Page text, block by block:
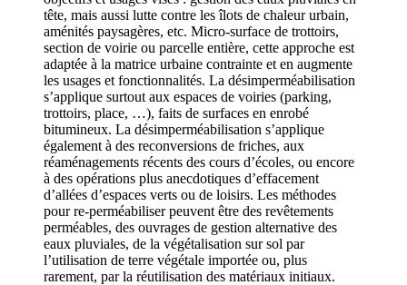
tête, mais aussi lutte contre les îlots de chaleur urbain,
aménités paysagères, etc. Micro-surface de trottoirs,
section de voirie ou parcelle entière, cette approche est
adaptée à la matrice urbaine contrainte et en augmente
les usages et fonctionnalités. La désimperméabilisation
s’applique surtout aux espaces de voiries (parking,
trottoirs, place, …), faits de surfaces en enrobé
bitumineux. La désimperméabilisation s’applique
également à des reconversions de friches, aux
réaménagements récents des cours d’écoles, ou encore
à des opérations plus anecdotiques d’effacement
d’allées d’espaces verts ou de loisirs. Les méthodes
pour re-perméabiliser peuvent être des revêtements
perméables, des ouvrages de gestion alternative des
eaux pluviales, de la végétalisation sur sol par
l’utilisation de terre végétale importée ou, plus
rarement, par la réutilisation des matériaux initiaux.